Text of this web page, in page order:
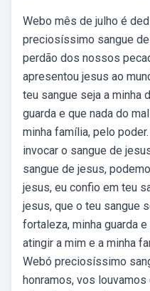
Webo mês de julho é
preciosíssimo sangue
perdão dos nossos
apresentou jesus ao
teu sangue seja a minha
guarda e que nada do
minha família, pelo
invocar o sangue de
sangue de jesus,
jesus, eu confio em teu
jesus, que o teu sangue
fortaleza, minha guarda
atingir a mim e a minha
Webó preciosíssimo
honramos, vos